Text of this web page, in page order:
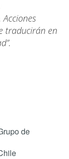
traducirán en
de